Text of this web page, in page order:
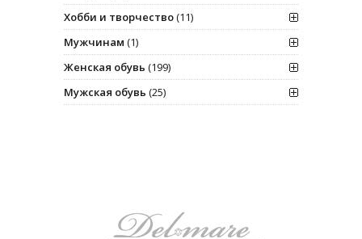
Хобби и творчество(11)
Мужчинам (1)
Женская обувь (199)
Мужская обувь (25)